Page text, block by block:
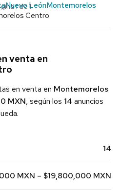
1 de 1
Nuevo LeónMontemorelos
Centro
venta en
en venta en Montemorelos
MXN, según los 14 anuncios
14
MXN – $19,800,000 MXN